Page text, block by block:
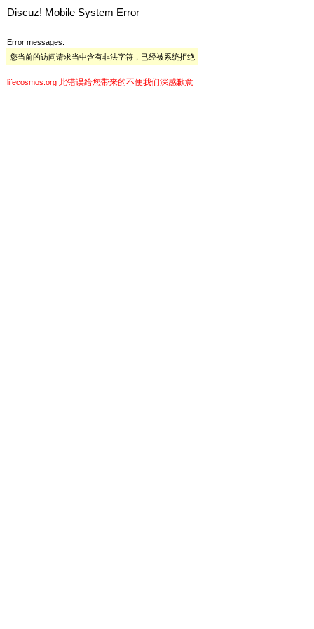
Discuz! Mobile System Error
Error messages:
您当前的访问请求当中含有非法字符，已经被系统拒绝
lifecosmos.org 此错误给您带来的不便我们深感歉意